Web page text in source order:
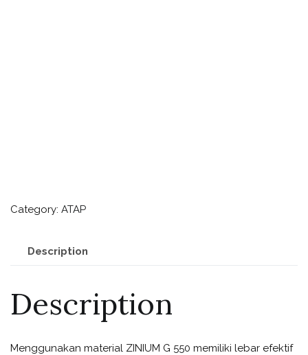
Category: ATAP
Description
Description
Menggunakan material ZINIUM G 550 memiliki lebar efektif